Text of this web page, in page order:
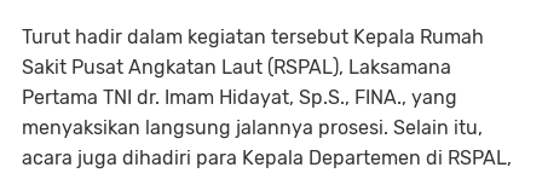
Turut hadir dalam kegiatan tersebut Kepala Rumah
Sakit Pusat Angkatan Laut (RSPAL), Laksamana
Pertama TNI dr. Imam Hidayat, Sp.S., FINA., yang
menyaksikan langsung jalannya prosesi. Selain itu,
acara juga dihadiri para Kepala Departemen di RSPAL,